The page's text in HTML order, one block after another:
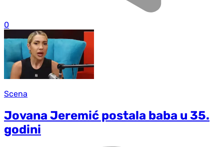
0
Scena
Jovana Jeremić postala baba u 35.
godini